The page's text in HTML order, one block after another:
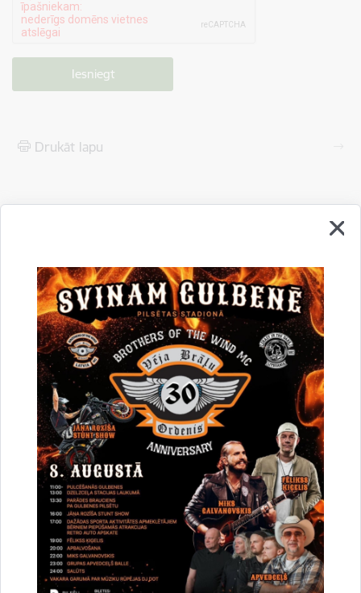
Drukāt lapu
Vai šī informācija bija noderīga?
Sniegt atsauksmi
Esi pirmais, kurš uzzina!